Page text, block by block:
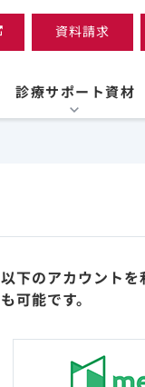
資料請求
診療サポート資材
以下のアカウント
も可能です。